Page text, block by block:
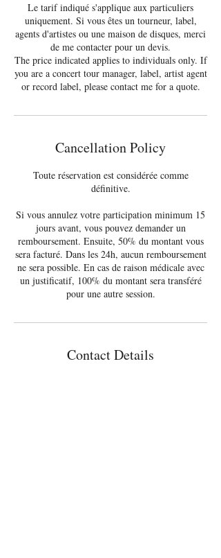
Le tarif indiqué s'applique aux particuliers
uniquement. Si vous êtes un tourneur, label,
agents d'artistes ou une maison de disques, merci
de me contacter pour un devis.
The price indicated applies to individuals only. If
you are a concert tour manager, label, artist agent
or record label, please contact me for a quote.
Cancellation Policy
Toute réservation est considérée comme
définitive.
Si vous annulez votre participation minimum 15
jours avant, vous pouvez demander un
remboursement. Ensuite, 50% du montant vous
sera facturé. Dans les 24h, aucun remboursement
ne sera possible. En cas de raison médicale avec
un justificatif, 100% du montant sera transféré
pour une autre session.
Contact Details